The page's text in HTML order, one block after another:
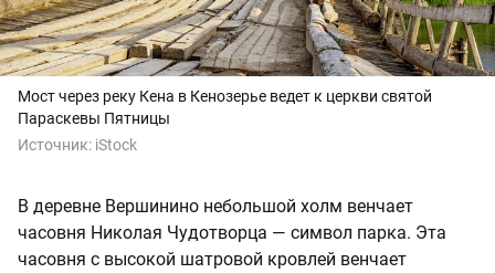
Мост через реку Кена в Кенозерье ведет к церкви святой
Параскевы Пятницы
Источник: iStock
В деревне Вершинино небольшой холм венчает
часовня Николая Чудотворца — символ парка. Эта
часовня с высокой шатровой кровлей венчает